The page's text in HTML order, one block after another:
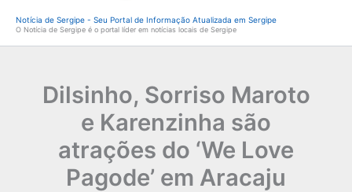
Notícia de Sergipe - Seu Portal de Informação Atualizada em Sergipe
O Notícia de Sergipe é o portal líder em notícias locais de Sergipe
Dilsinho, Sorriso Maroto
e Karenzinha são
atrações do ‘We Love
Pagode’ em Aracaju